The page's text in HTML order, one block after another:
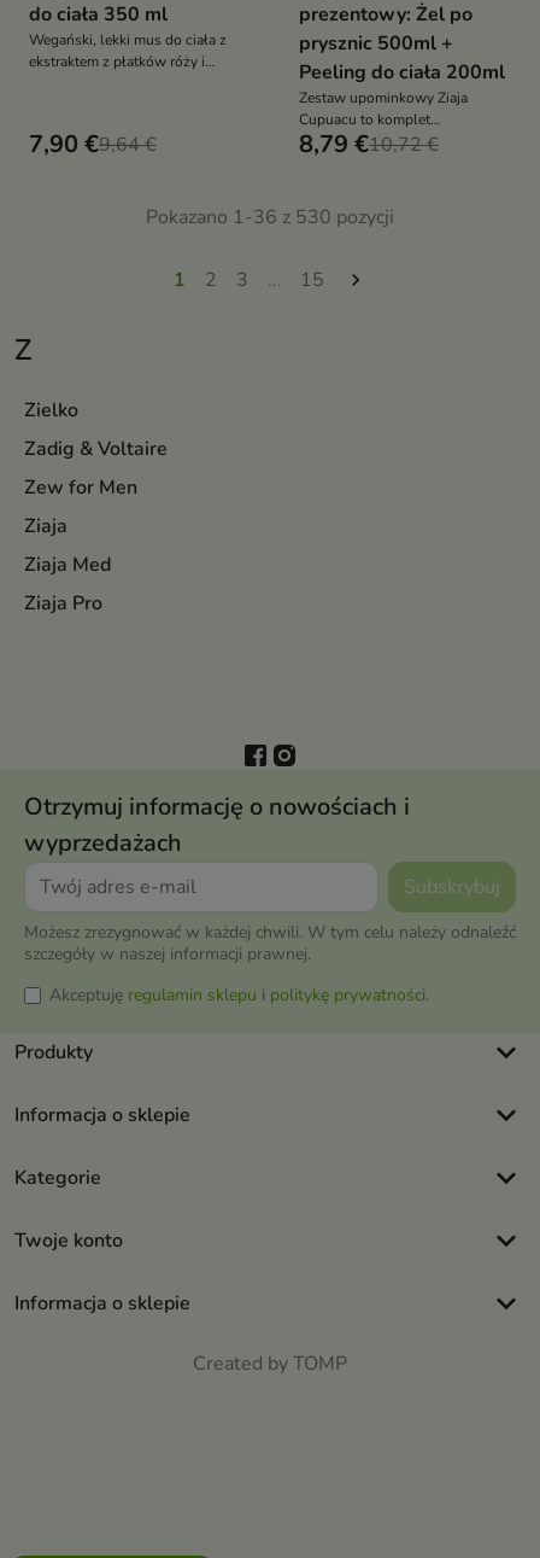
Z
Zielko
Zadig & Voltaire
Zew for Men
Ziaja
Ziaja Med
Ziaja Pro
do ciała 350 ml
Wegański, lekki mus do ciała z
ekstraktem z płatków róży i
ją miękką, pachnącą i subtelnie
7,90 €9,64 €
prezentowy: Żel po
prysznic 500ml +
Peeling do ciała 200ml
Zestaw upominkowy Ziaja
Cupuacu to komplet
kosmetyków do pielęgnacji
ciepłym, zmysłowym zapachem
– idealny pomysł na prezent dla
8,79 €10,72 €
Pokazano 1-36 z 530 pozycji
1 2 3 … 15 
Otrzymuj informację o nowościach i
wyprzedażach
Możesz zrezygnować w każdej chwili. W tym celu należy odnaleźć
szczegóły w naszej informacji prawnej.
Akceptuję regulamin sklepu i politykę prywatności.
Produkty keyboard_arrow_down
Informacja o sklepie keyboard_arrow_down
Kategorie keyboard_arrow_down
Twoje konto keyboard_arrow_down
Informacja o sklepie keyboard_arrow_down
Created by TOMP